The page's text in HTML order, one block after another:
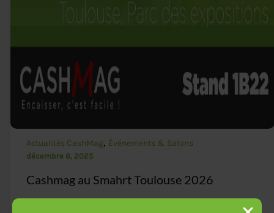
Actualités CashMag, Événements & Salons
décembre 8, 2025
Cashmag au Smahrt Toulouse 2026
Pour la 9ᵉ édition de Smahrt Toulouse, le salon des